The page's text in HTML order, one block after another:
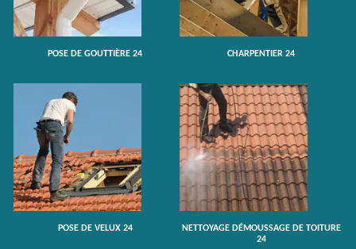
POSE DE GOUTTIÈRE 24 CHARPENTIER 24
POSE DE VELUX 24
NETTOYAGE DÉMOUSSAGE DE TOITURE
24